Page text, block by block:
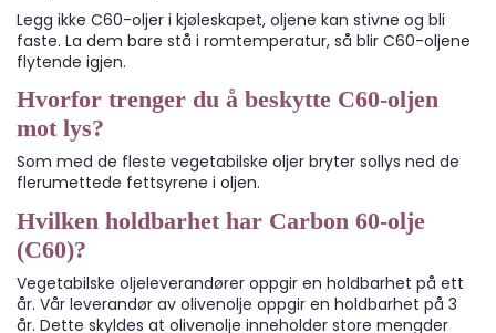
Legg ikke C60-oljer i kjøleskapet, oljene kan stivne og bli
faste. La dem bare stå i romtemperatur, så blir C60-oljene
flytende igjen.
Hvorfor trenger du å beskytte C60-oljen
mot lys?
Som med de fleste vegetabilske oljer bryter sollys ned de
flerumettede fettsyrene i oljen.
Hvilken holdbarhet har Carbon 60-olje
(C60)?
Vegetabilske oljeleverandører oppgir en holdbarhet på ett
år. Vår leverandør av olivenolje oppgir en holdbarhet på 3
år. Dette skyldes at olivenolje inneholder store mengder